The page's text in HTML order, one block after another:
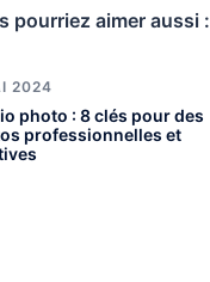
pourriez aimer aussi :
2024
photo : 8 clés pour des
professionnelles et